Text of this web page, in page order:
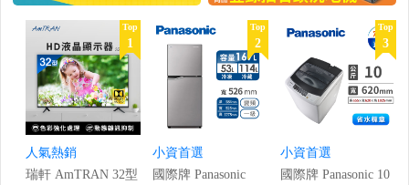
Top
1
人氣熱銷
瑞軒 AmTRAN 32型
Top
2
小資首選
國際牌 Panasonic
Top
3
小資首選
國際牌 Panasonic 10